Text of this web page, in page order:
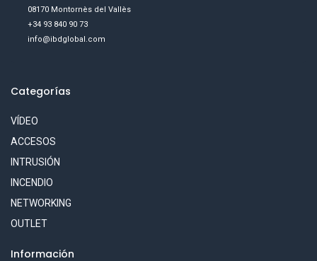
08170 Montornès del Vallès
+34 93 840 90 73
info@ibdglobal.com
Categorías
VÍDEO
ACCESOS
INTRUSIÓN
INCENDIO
NETWORKING
OUTLET
Información